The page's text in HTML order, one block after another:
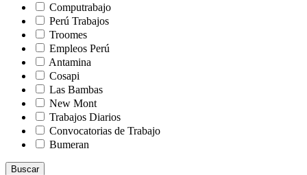
Computrabajo
Perú Trabajos
Troomes
Empleos Perú
Antamina
Cosapi
Las Bambas
New Mont
Trabajos Diarios
Convocatorias de Trabajo
Bumeran
Buscar